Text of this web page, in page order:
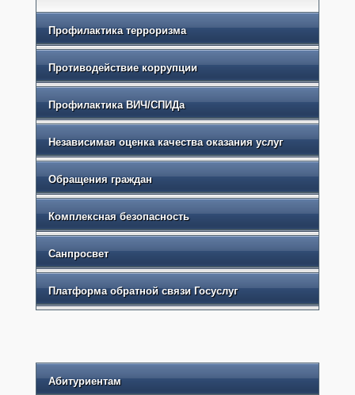
Профилактика терроризма
Противодействие коррупции
Профилактика ВИЧ/СПИДа
Независимая оценка качества оказания услуг
Обращения граждан
Комплексная безопасность
Санпросвет
Платформа обратной связи Госуслуг
Абитуриентам